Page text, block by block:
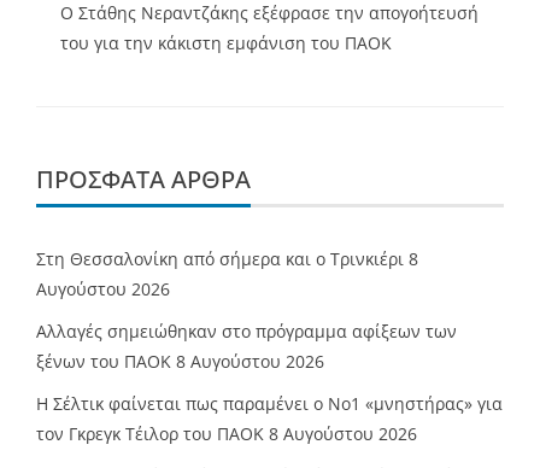
Ο Στάθης Νεραντζάκης εξέφρασε την απογοήτευσή
του για την κάκιστη εμφάνιση του ΠΑΟΚ
ΠΡΌΣΦΑΤΑ ΆΡΘΡΑ
Στη Θεσσαλονίκη από σήμερα και ο Τρινκιέρι 8
Αυγούστου 2026
Αλλαγές σημειώθηκαν στο πρόγραμμα αφίξεων των
ξένων του ΠΑΟΚ 8 Αυγούστου 2026
Η Σέλτικ φαίνεται πως παραμένει ο Νο1 «μνηστήρας» για
τον Γκρεγκ Τέιλορ του ΠΑΟΚ 8 Αυγούστου 2026